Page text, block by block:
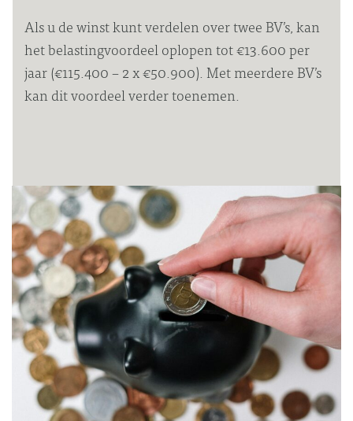
Als u de winst kunt verdelen over twee BV’s, kan
het belastingvoordeel oplopen tot €13.600 per
jaar (€115.400 – 2 x €50.900). Met meerdere BV’s
kan dit voordeel verder toenemen.